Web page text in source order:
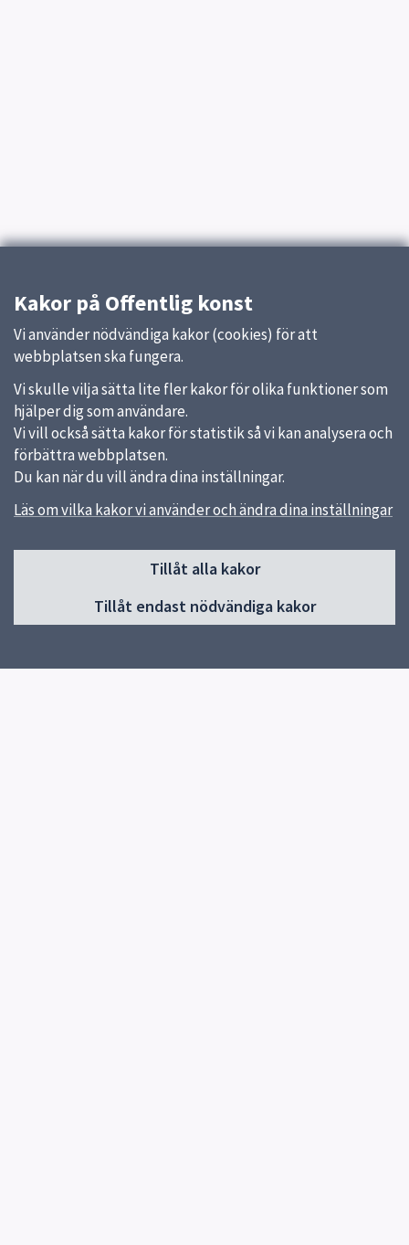
Kakor på Offentlig konst
Vi använder nödvändiga kakor (cookies) för att
webbplatsen ska fungera.
Vi skulle vilja sätta lite fler kakor för olika funktioner som
hjälper dig som användare.
Vi vill också sätta kakor för statistik så vi kan analysera och
förbättra webbplatsen.
Du kan när du vill ändra dina inställningar.
Läs om vilka kakor vi använder och ändra dina inställningar
Tillåt alla kakor
Tillåt endast nödvändiga kakor
Sidfot